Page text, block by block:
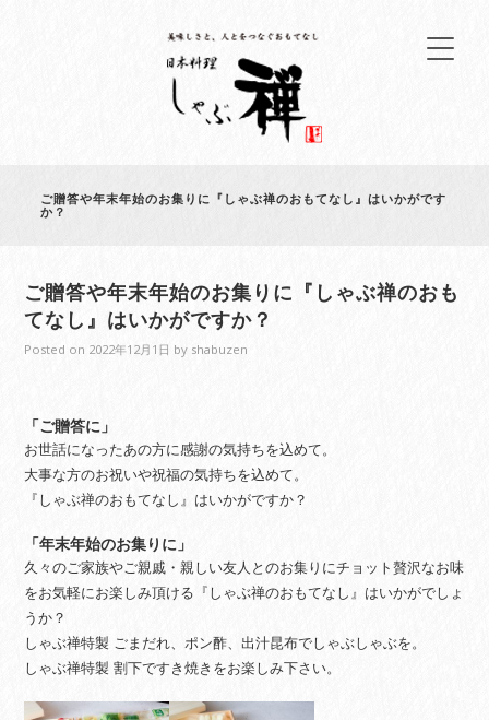
ご贈答や年末年始のお集りに『しゃぶ禅のおもてなし』はいかがです
か？
ご贈答や年末年始のお集りに『しゃぶ禅のおも
てなし』はいかがですか？
Posted on 2022年12月1日 by shabuzen
「ご贈答に」
お世話になったあの方に感謝の気持ちを込めて。
大事な方のお祝いや祝福の気持ちを込めて。
『しゃぶ禅のおもてなし』はいかがですか？
「年末年始のお集りに」
久々のご家族やご親戚・親しい友人とのお集りにチョット贅沢なお味
をお気軽にお楽しみ頂ける『しゃぶ禅のおもてなし』はいかがでしょ
うか？
しゃぶ禅特製 ごまだれ、ポン酢、出汁昆布でしゃぶしゃぶを。
しゃぶ禅特製 割下ですき焼きをお楽しみ下さい。